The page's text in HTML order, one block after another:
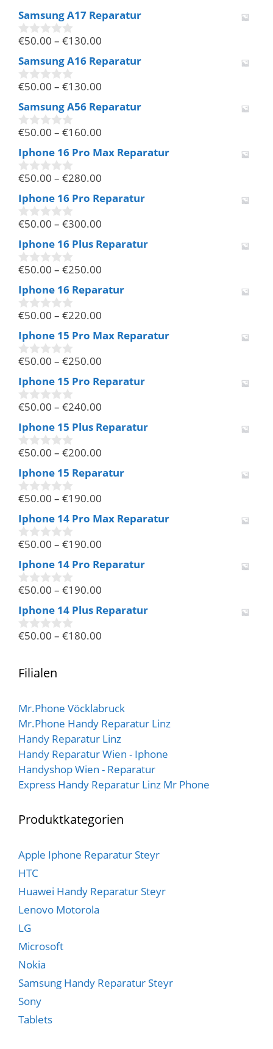
o
n
5
Samsung A17 Reparatur
0
o
n
5
€50.00 – €130.00
Samsung A16 Reparatur
0
o
n
5
€50.00 – €130.00
Samsung A56 Reparatur
0
o
n
5
€50.00 – €160.00
Iphone 16 Pro Max Reparatur
0
o
n
5
€50.00 – €280.00
Iphone 16 Pro Reparatur
0
o
n
5
€50.00 – €300.00
Iphone 16 Plus Reparatur
0
o
n
5
€50.00 – €250.00
Iphone 16 Reparatur
0
o
n
5
€50.00 – €220.00
Iphone 15 Pro Max Reparatur
0
o
n
5
€50.00 – €250.00
Iphone 15 Pro Reparatur
0
o
n
5
€50.00 – €240.00
Iphone 15 Plus Reparatur
0
o
n
5
€50.00 – €200.00
Iphone 15 Reparatur
0
o
n
5
€50.00 – €190.00
Iphone 14 Pro Max Reparatur
0
o
n
5
€50.00 – €190.00
Iphone 14 Pro Reparatur
0
o
n
5
€50.00 – €190.00
Iphone 14 Plus Reparatur
0
n
5
€50.00 – €180.00
Filialen
Mr.Phone Vöcklabruck
Mr.Phone Handy Reparatur Linz
Handy Reparatur Linz
Handy Reparatur Wien - Iphone
Handyshop Wien - Reparatur
Express Handy Reparatur Linz Mr Phone
Produktkategorien
Apple Iphone Reparatur Steyr
HTC
Huawei Handy Reparatur Steyr
Lenovo Motorola
LG
Microsoft
Nokia
Samsung Handy Reparatur Steyr
Sony
Tablets